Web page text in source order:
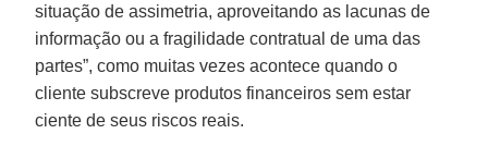
situação de assimetria, aproveitando as lacunas de
informação ou a fragilidade contratual de uma das
partes”, como muitas vezes acontece quando o
cliente subscreve produtos financeiros sem estar
ciente de seus riscos reais.